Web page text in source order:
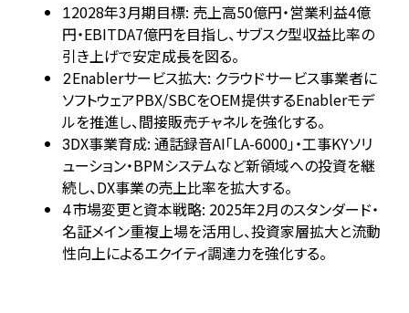
12028年3月期目標: 売上高50億円・営業利益4億
円・EBITDA7億円を目指し、サブスク型収益比率の
引き上げで安定成長を図る。
2Enablerサービス拡大: クラウドサービス事業者に
ソフトウェアPBX/SBCをOEM提供するEnablerモデ
ルを推進し、間接販売チャネルを強化する。
3DX事業育成: 通話録音AI「LA-6000」・工事KYソリ
ューション・BPMシステムなど新領域への投資を継
続し、DX事業の売上比率を拡大する。
4市場変更と資本戦略: 2025年2月のスタンダード・
名証メイン重複上場を活用し、投資家層拡大と流動
性向上によるエクイティ調達力を強化する。